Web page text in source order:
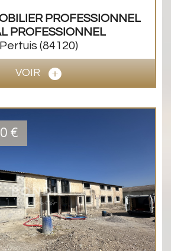
PROFESSIONNEL
PROFESSIONNEL
Pertuis (84120)
VOIR
€